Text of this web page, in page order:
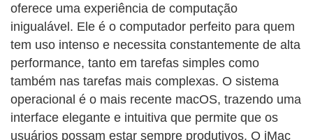
oferece uma experiência de computação
inigualável. Ele é o computador perfeito para quem
tem uso intenso e necessita constantemente de alta
performance, tanto em tarefas simples como
também nas tarefas mais complexas. O sistema
operacional é o mais recente macOS, trazendo uma
interface elegante e intuitiva que permite que os
usuários possam estar sempre produtivos. O iMac